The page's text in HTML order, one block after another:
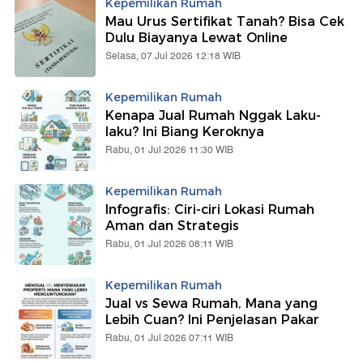
Kepemilikan Rumah
Mau Urus Sertifikat Tanah? Bisa Cek
Dulu Biayanya Lewat Online
Selasa, 07 Jul 2026 12:18 WIB
Kepemilikan Rumah
Kenapa Jual Rumah Nggak Laku-
laku? Ini Biang Keroknya
Rabu, 01 Jul 2026 11:30 WIB
Kepemilikan Rumah
Infografis: Ciri-ciri Lokasi Rumah
Aman dan Strategis
Rabu, 01 Jul 2026 08:11 WIB
Kepemilikan Rumah
Jual vs Sewa Rumah, Mana yang
Lebih Cuan? Ini Penjelasan Pakar
Rabu, 01 Jul 2026 07:11 WIB